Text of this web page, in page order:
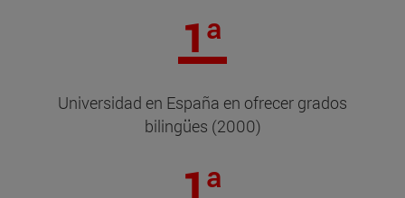
1ª
Universidad en España en ofrecer grados
bilingües (2000)
1ª